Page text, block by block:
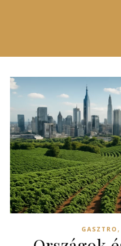
GASZTRO ,